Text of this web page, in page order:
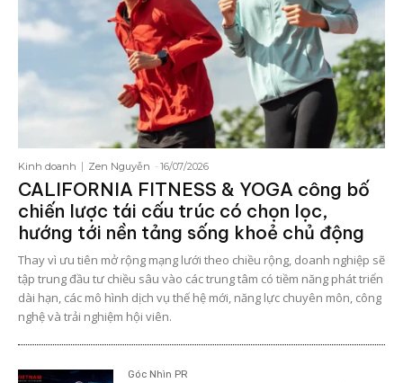
Kinh doanh Zen Nguyễn - 16/07/2026
CALIFORNIA FITNESS & YOGA công bố
chiến lược tái cấu trúc có chọn lọc,
hướng tới nền tảng sống khoẻ chủ động
Thay vì ưu tiên mở rộng mạng lưới theo chiều rộng, doanh nghiệp sẽ
tập trung đầu tư chiều sâu vào các trung tâm có tiềm năng phát triển
dài hạn, các mô hình dịch vụ thế hệ mới, năng lực chuyên môn, công
nghệ và trải nghiệm hội viên.
Góc Nhìn PR